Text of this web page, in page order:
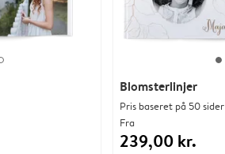
Blomsterlinjer
Pris baseret på 50 sider
Fra
239,00 kr.